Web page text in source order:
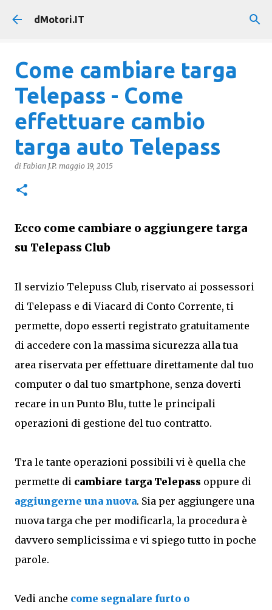
Passa ai contenuti principali
dMotori.IT
Come cambiare targa
Telepass - Come
effettuare cambio
targa auto Telepass
di Fabian J.P. maggio 19, 2015
Ecco come cambiare o aggiungere targa
su Telepass Club
Il servizio Telepuss Club, riservato ai possessori
di Telepass e di Viacard di Conto Corrente, ti
permette, dopo esserti registrato gratuitamente
di accedere con la massima sicurezza alla tua
area riservata per effettuare direttamente dal tuo
computer o dal tuo smartphone, senza doverti
recare in un Punto Blu, tutte le principali
operazioni di gestione del tuo contratto.
Tra le tante operazioni possibili vi è quella che
permette di cambiare targa Telepass oppure di
aggiungerne una nuova. Sia per aggiungere una
nuova targa che per modificarla, la procedura è
davvero semplicissima e vi spiego tutto in poche
parole.
Vedi anche come segnalare furto o